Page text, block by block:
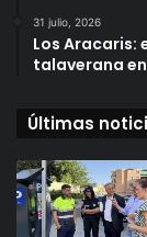
31 julio, 2026
Los Aracaris:
talaverana en
Últimas